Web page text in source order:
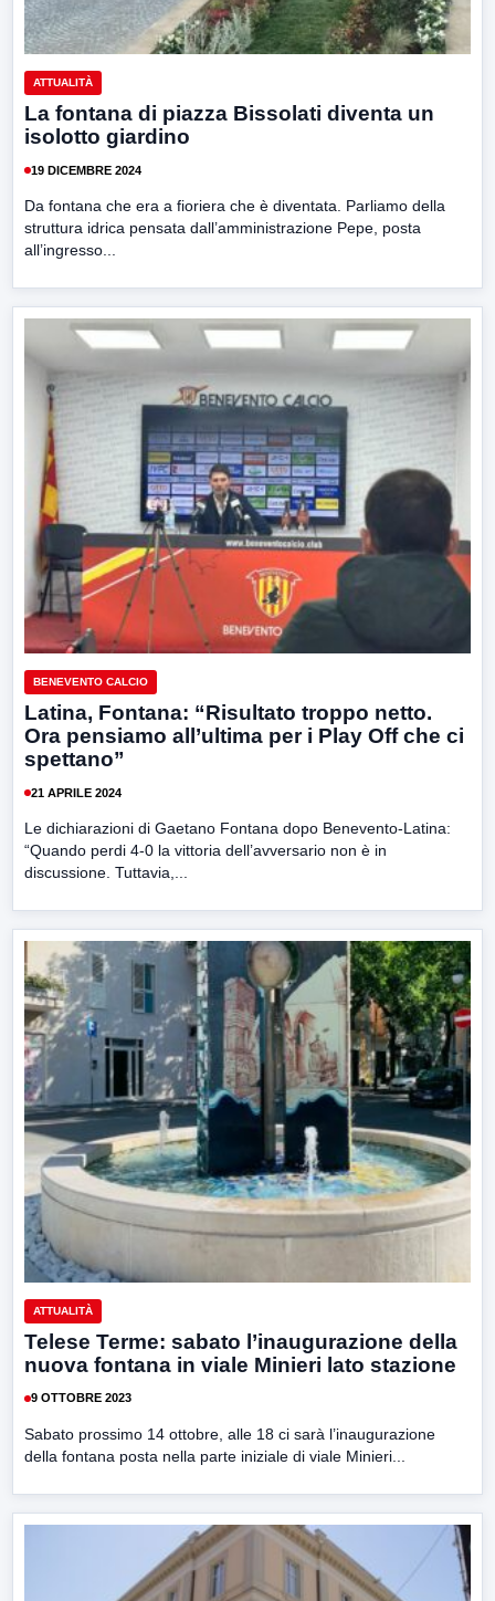
ATTUALITÀ
La fontana di piazza Bissolati diventa un
isolotto giardino
19 DICEMBRE 2024
Da fontana che era a fioriera che è diventata. Parliamo della
struttura idrica pensata dall’amministrazione Pepe, posta
all’ingresso...
BENEVENTO CALCIO
Latina, Fontana: “Risultato troppo netto.
Ora pensiamo all’ultima per i Play Off che ci
spettano”
21 APRILE 2024
Le dichiarazioni di Gaetano Fontana dopo Benevento-Latina:
“Quando perdi 4-0 la vittoria dell’avversario non è in
discussione. Tuttavia,...
ATTUALITÀ
Telese Terme: sabato l’inaugurazione della
nuova fontana in viale Minieri lato stazione
9 OTTOBRE 2023
Sabato prossimo 14 ottobre, alle 18 ci sarà l’inaugurazione
della fontana posta nella parte iniziale di viale Minieri...